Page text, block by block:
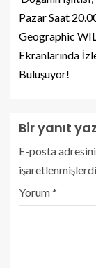
Pazar Saat
Geographic
Ekranlarında
Buluşuyor!
Bir yanıt
E-posta
Yorum*